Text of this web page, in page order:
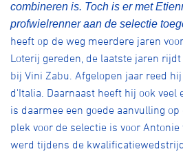
combineren is. Toch is er met
profwielrenner aan de selectie
heeft op de weg meerdere jaren
Loterij gereden, de laatste jaren
bij Vini Zabu. Afgelopen jaar reed
d'Italia. Daarnaast heeft hij ook veel
is daarmee een goede aanvulling
plek voor de selectie is voor Antonie
werd tijdens de kwalificatiewedstrijd.